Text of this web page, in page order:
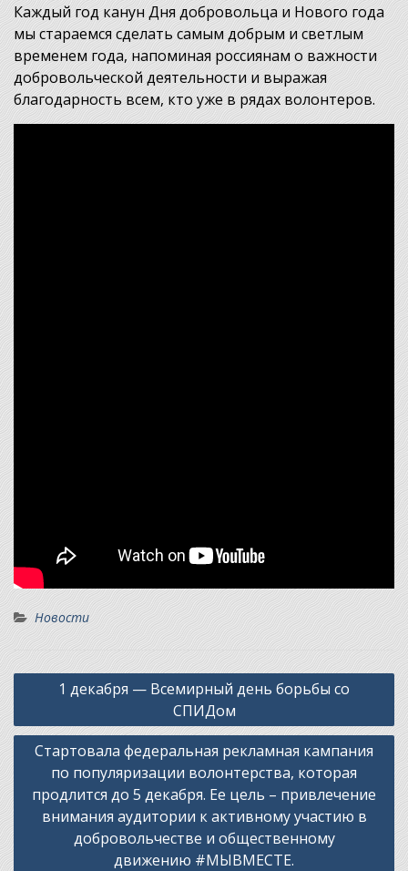
Каждый год канун Дня добровольца и Нового года
мы стараемся сделать самым добрым и светлым
временем года, напоминая россиянам о важности
добровольческой деятельности и выражая
благодарность всем, кто уже в рядах волонтеров.
Новости
Навигация
по
записям
1 декабря — Всемирный день борьбы со
СПИДом
Стартовала федеральная рекламная кампания
по популяризации волонтерства, которая
продлится до 5 декабря. Ее цель – привлечение
внимания аудитории к активному участию в
добровольчестве и общественному
движению #МЫВМЕСТЕ.